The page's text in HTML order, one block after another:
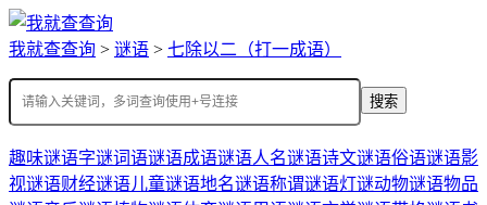
我就查查询 > 谜语 > 七除以二（打一成语）
搜索
趣味谜语字谜词语谜语成语谜语人名谜语诗文谜语俗语谜语影
视谜语财经谜语儿童谜语地名谜语称谓谜语灯谜动物谜语物品